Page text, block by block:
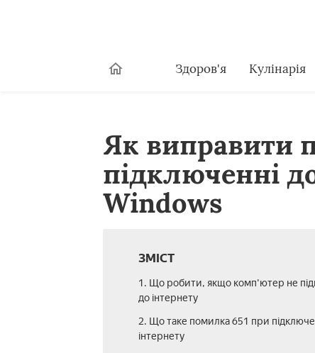
Здоров'я Кулінарія
Як виправити
підключенні
Windows
ЗМІСТ
1. Що робити, якщо комп'ютер не
до інтернету
2. Що таке помилка 651 при
інтернету